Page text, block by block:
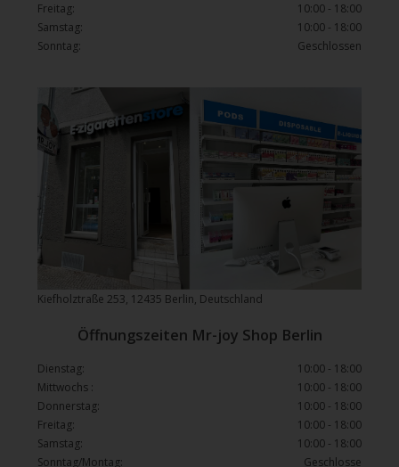
Kiefholztraße 253, 12435 Berlin, Deutschland
Freitag:
10:00 - 18:00
Samstag:
10:00 - 18:00
Sonntag:
Geschlossen
Öffnungszeiten Mr-joy Shop Berlin
Dienstag:
10:00 - 18:00
Mittwochs :
10:00 - 18:00
Donnerstag:
10:00 - 18:00
Freitag:
10:00 - 18:00
Samstag:
10:00 - 18:00
Sonntag/Montag:
Geschlosse